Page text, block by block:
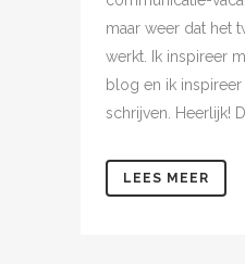
maar weer dat het
werkt. Ik inspireer
blog en ik
schrijven. Heerlijk!
LEES MEER